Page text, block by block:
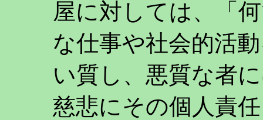
屋に対しては、「
な仕事や社会的活
い質し、悪質な者
慈悲にその個人責